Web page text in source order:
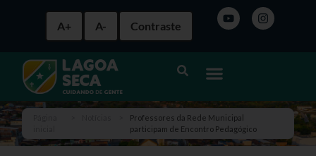
A+ A- Contraste
Professores da Rede Municipal
participam de Encontro Pedagógico